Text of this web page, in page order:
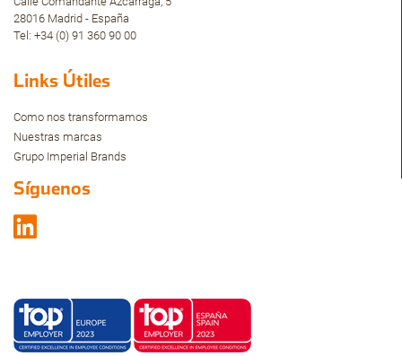
28016 Madrid - España
Tel: +34 (0) 91 360 90 00
Links Útiles
Como nos transformamos
Nuestras marcas
Grupo Imperial Brands
Síguenos